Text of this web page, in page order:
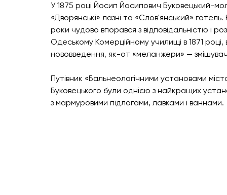
У 1875 році Йосип Йосипович Буковецький-
«Дворянські» лазні та «Слов'янський»
роки чудово впорався з відповідальністю і
Одеському Комерційному училищі в 1871
нововведення, як-от «меланжери» —
Путівник «Бальнеологічними установами
Буковецького були однією з найкращих
з мармуровими підлогами, лавками і ваннами.